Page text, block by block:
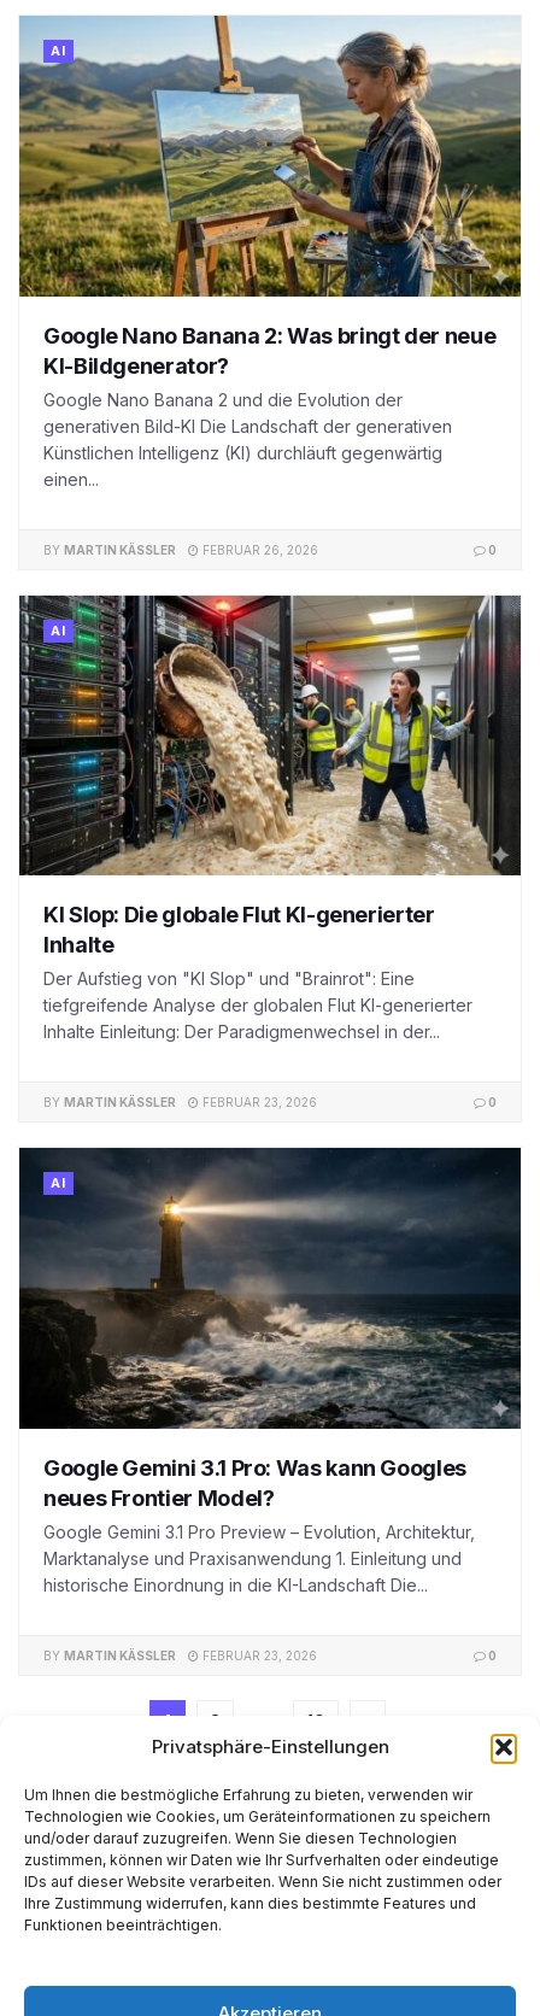
Privatsphäre-Einstellungen
Um Ihnen die bestmögliche Erfahrung zu bieten, verwenden wir
Technologien wie Cookies, um Geräteinformationen zu speichern
und/oder darauf zuzugreifen. Wenn Sie diesen Technologien
zustimmen, können wir Daten wie Ihr Surfverhalten oder eindeutige
IDs auf dieser Website verarbeiten. Wenn Sie nicht zustimmen oder
Ihre Zustimmung widerrufen, kann dies bestimmte Features und
Funktionen beeinträchtigen.
AI
Google Nano Banana 2: Was bringt der neue
KI-Bildgenerator?
Google Nano Banana 2 und die Evolution der
generativen Bild-KI Die Landschaft der generativen
Künstlichen Intelligenz (KI) durchläuft gegenwärtig
einen...
BY MARTIN KÄSSLER FEBRUAR 26, 2026 0
AI
KI Slop: Die globale Flut KI-generierter
Inhalte
Der Aufstieg von "KI Slop" und "Brainrot": Eine
tiefgreifende Analyse der globalen Flut KI-generierter
Inhalte Einleitung: Der Paradigmenwechsel in der...
BY MARTIN KÄSSLER FEBRUAR 23, 2026 0
AI
Google Gemini 3.1 Pro: Was kann Googles
neues Frontier Model?
Google Gemini 3.1 Pro Preview – Evolution, Architektur,
Marktanalyse und Praxisanwendung 1. Einleitung und
historische Einordnung in die KI-Landschaft Die...
BY MARTIN KÄSSLER FEBRUAR 23, 2026 0
1 2 10
Start AI Tech Kapital Prognosen Electric
How-to
Space
Medien
Made with AI support. Als Amazon-Partner verdiene ich